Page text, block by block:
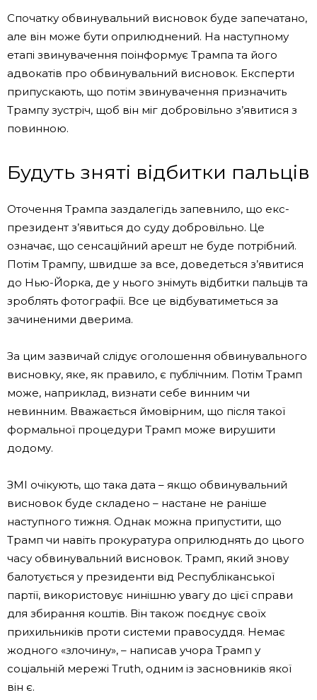
Спочатку обвинувальний висновок буде запечатано,
але він може бути оприлюднений. На наступному
етапі звинувачення поінформує Трампа та його
адвокатів про обвинувальний висновок. Експерти
припускають, що потім звинувачення призначить
Трампу зустріч, щоб він міг добровільно з’явитися з
повинною.
Будуть зняті відбитки пальців
Оточення Трампа заздалегідь запевнило, що екс-
президент з’явиться до суду добровільно. Це
означає, що сенсаційний арешт не буде потрібний.
Потім Трампу, швидше за все, доведеться з’явитися
до Нью-Йорка, де у нього знімуть відбитки пальців та
зроблять фотографії. Все це відбуватиметься за
зачиненими дверима.
За цим зазвичай слідує оголошення обвинувального
висновку, яке, як правило, є публічним. Потім Трамп
може, наприклад, визнати себе винним чи
невинним. Вважається ймовірним, що після такої
формальної процедури Трамп може вирушити
додому.
ЗМІ очікують, що така дата – якщо обвинувальний
висновок буде складено – настане не раніше
наступного тижня. Однак можна припустити, що
Трамп чи навіть прокуратура оприлюднять до цього
часу обвинувальний висновок. Трамп, який знову
балотується у президенти від Республіканської
партії, використовує нинішню увагу до цієї справи
для збирання коштів. Він також поєднує своїх
прихильників проти системи правосуддя. Немає
жодного «злочину», – написав учора Трамп у
соціальній мережі Truth, одним із засновників якої
він є.